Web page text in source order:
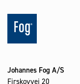
Johannes Fog A/S
Firskovvej 20